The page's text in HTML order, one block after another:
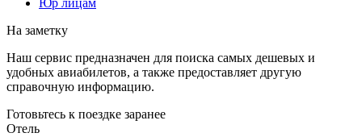
На заметку
Наш сервис предназначен для поиска самых дешевых и
удобных авиабилетов, а также предоставляет другую
справочную информацию.
Готовьтесь к поездке заранее
Отель